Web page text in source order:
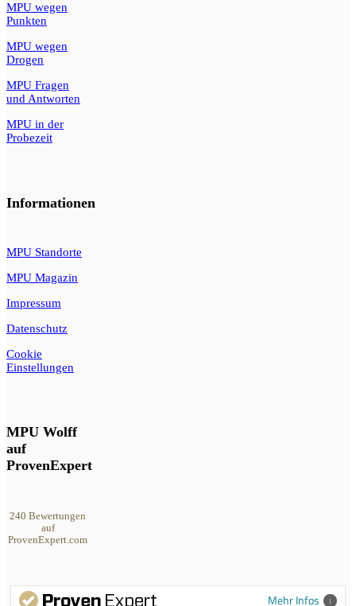
MPU wegen
Punkten
MPU wegen
Drogen
MPU Fragen
und Antworten
MPU in der
Probezeit
Informationen
MPU Standorte
MPU Magazin
Impressum
Datenschutz
Cookie
Einstellungen
MPU Wolff
auf
ProvenExpert
240 Bewertungen
auf
ProvenExpert.com
Mehr Infos